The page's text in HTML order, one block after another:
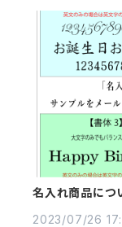
名入れ商品につ
2023/07/26